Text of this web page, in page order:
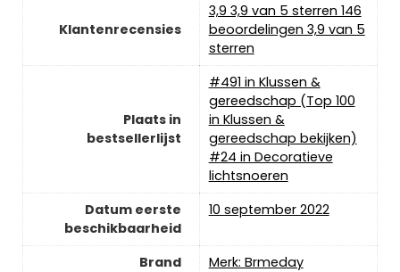
Klantenrecensies
3,9 3,9 van 5 sterren 146
beoordelingen 3,9 van 5
sterren
Plaats in
bestsellerlijst
#491 in Klussen &
gereedschap (Top 100
in Klussen &
gereedschap bekijken)
#24 in Decoratieve
lichtsnoeren
Datum eerste
beschikbaarheid
10 september 2022
Brand Merk: Brmeday